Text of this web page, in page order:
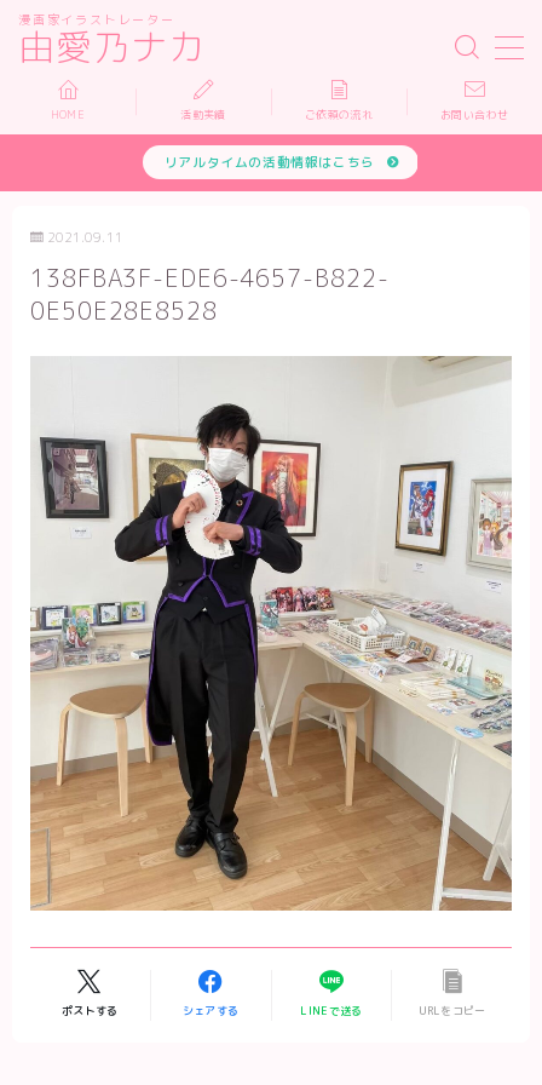
由愛乃ナカ
漫画家イラストレーター
MENU
活動実績
依頼について
HOME 活動実績 ご依頼の流れ お問い合わせ
リアルタイムの活動情報はこちら
2021.09.11
138FBA3F-EDE6-4657-B822-
0E50E28E8528
ポストする シェアする LINEで送る URLをコピー